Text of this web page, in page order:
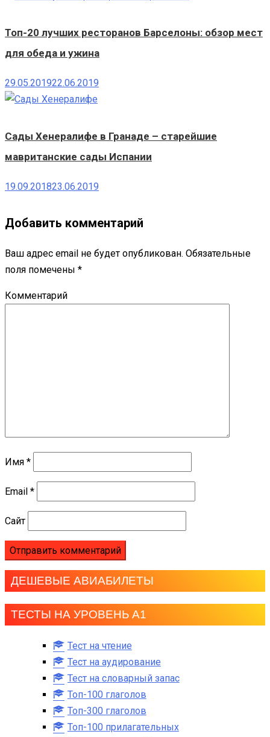
Топ-20 лучших ресторанов Барселоны: обзор мест
для обеда и ужина
29.05.201922.06.2019
Сады Хенералифе в Гранаде – старейшие
мавританские сады Испании
19.09.201823.06.2019
Добавить комментарий
Ваш адрес email не будет опубликован. Обязательные
поля помечены *
Комментарий
Имя *
Email *
Сайт
ДЕШЕВЫЕ АВИАБИЛЕТЫ
ТЕСТЫ НА УРОВЕНЬ А1
Тест на чтение
Тест на аудирование
Тест на словарный запас
Топ-100 глаголов
Топ-300 глаголов
Топ-100 прилагательных